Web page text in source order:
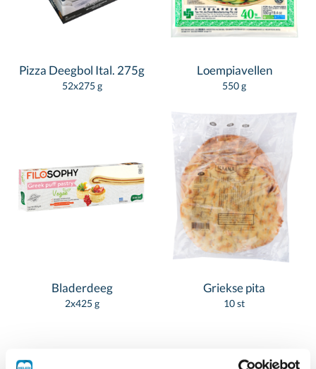
Pizza Deegbol Ital. 275g
52x275 g
Loempiavellen
550 g
Bladerdeeg
2x425 g
Griekse pita
10 st